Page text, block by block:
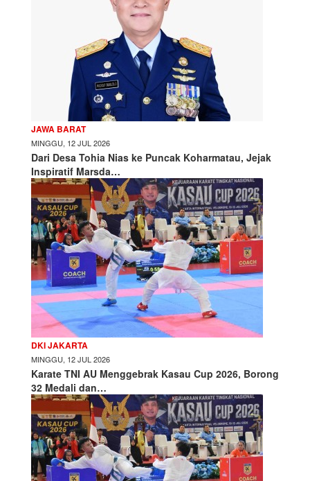
JAWA BARAT
MINGGU, 12 JUL 2026
Dari Desa Tohia Nias ke Puncak Koharmatau, Jejak
Inspiratif Marsda…
DKI JAKARTA
MINGGU, 12 JUL 2026
Karate TNI AU Menggebrak Kasau Cup 2026, Borong
32 Medali dan…